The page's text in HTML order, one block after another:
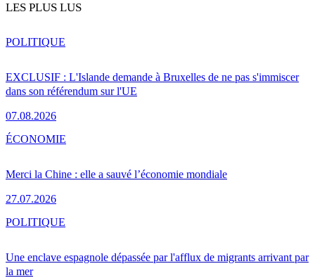
LES PLUS LUS
EXCLUSIF : L'Islande demande à Bruxelles de ne pas s'immiscer
dans son référendum sur l'UE
07.08.2026
POLITIQUE
Merci la Chine : elle a sauvé l’économie mondiale
27.07.2026
ÉCONOMIE
Une enclave espagnole dépassée par l'afflux de migrants arrivant par
la mer
POLITIQUE